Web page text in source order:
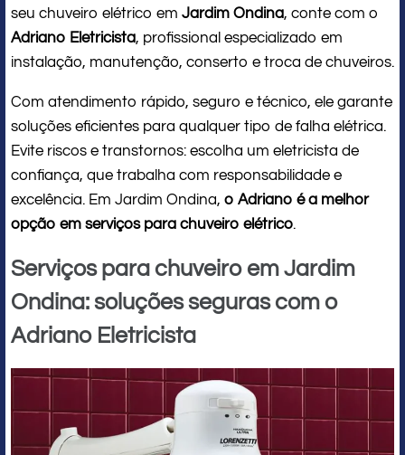
seu chuveiro elétrico em Jardim Ondina, conte com o
Adriano Eletricista, profissional especializado em
instalação, manutenção, conserto e troca de chuveiros.
Com atendimento rápido, seguro e técnico, ele garante
soluções eficientes para qualquer tipo de falha elétrica.
Evite riscos e transtornos: escolha um eletricista de
confiança, que trabalha com responsabilidade e
excelência. Em Jardim Ondina, o Adriano é a melhor
opção em serviços para chuveiro elétrico.
Serviços para chuveiro em Jardim
Ondina: soluções seguras com o
Adriano Eletricista